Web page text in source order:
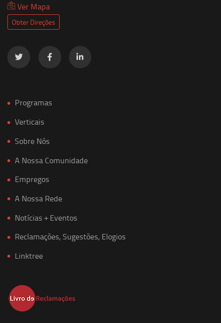
Ver Mapa
Obter Direções
Programas
Verticais
Sobre Nós
A Nossa Comunidade
Empregos
A Nossa Rede
Notícias + Eventos
Reclamações, Sugestões, Elogios
Linktree